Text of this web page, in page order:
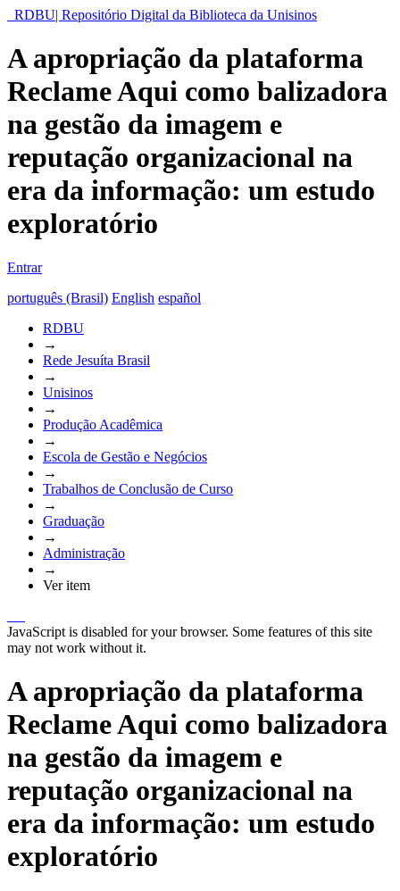
RDBU| Repositório Digital da Biblioteca da Unisinos
A apropriação da plataforma
Reclame Aqui como balizadora
na gestão da imagem e
reputação organizacional na
era da informação: um estudo
exploratório
Entrar
português (Brasil) English español
RDBU
→
Rede Jesuíta Brasil
→
Unisinos
→
Produção Acadêmica
→
Escola de Gestão e Negócios
→
Trabalhos de Conclusão de Curso
→
Graduação
→
Administração
→
Ver item
JavaScript is disabled for your browser. Some features of this site
may not work without it.
A apropriação da plataforma
Reclame Aqui como balizadora
na gestão da imagem e
reputação organizacional na
era da informação: um estudo
exploratório